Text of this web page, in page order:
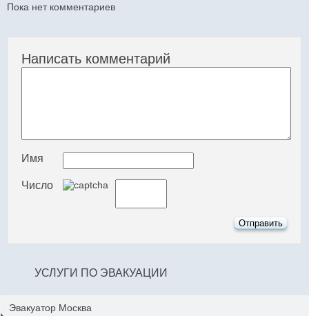
Пока нет комментариев
Написать комментарий
Имя
Число
УСЛУГИ ПО ЭВАКУАЦИИ
Эвакуатор Москва